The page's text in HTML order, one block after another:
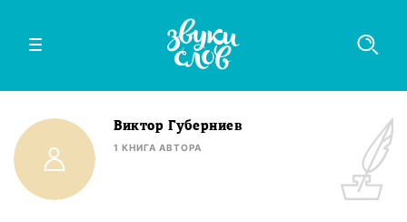
Виктор Губерниев
1 КНИГА АВТОРА